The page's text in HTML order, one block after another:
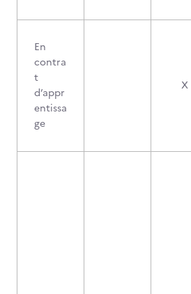
En
contra
t
d’appr
entissa
ge
X